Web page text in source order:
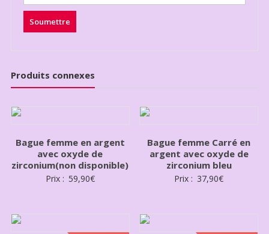
Produits connexes
Bague femme en argent
avec oxyde de
zirconium(non disponible)
Prix : 59,90€
Bague femme Carré en
argent avec oxyde de
zirconium bleu
Prix : 37,90€